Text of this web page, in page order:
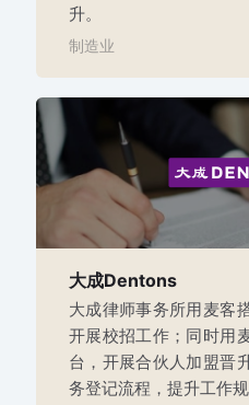
升。
制造业
大成Dentons
大成律师事务所用麦客
开展校招工作；同时用
台，开展合伙人加盟晋
务登记流程，提升工作规